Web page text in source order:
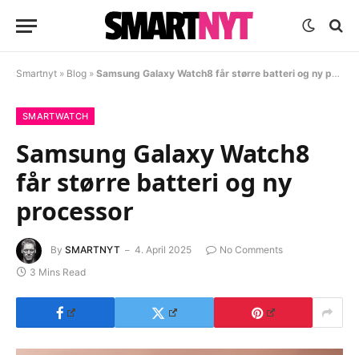
Smartnyt » Blog » Samsung Galaxy Watch8 får større batteri og ny processor
SMARTWATCH
Samsung Galaxy Watch8
får større batteri og ny
processor
By SMARTNYT 4. April 2025
No Comments
3 Mins Read